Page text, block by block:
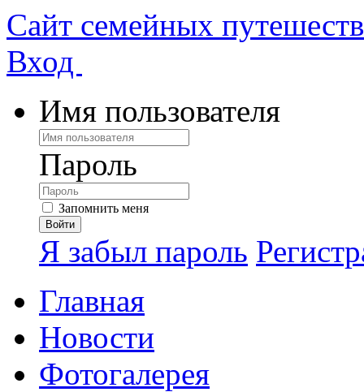
Сайт семейных
Вход
Имя пользователя
Пароль
Запомнить меня
Я забыл пароль
Главная
Новости
Фотогалерея